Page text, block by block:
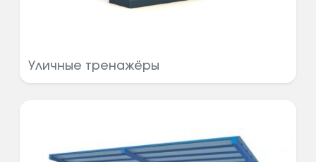
Уличные тренажёры